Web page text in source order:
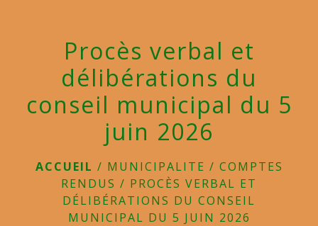
Procès verbal et
délibérations du
conseil municipal du 5
juin 2026
ACCUEIL / MUNICIPALITE / COMPTES
RENDUS / PROCÈS VERBAL ET
DÉLIBÉRATIONS DU CONSEIL
MUNICIPAL DU 5 JUIN 2026